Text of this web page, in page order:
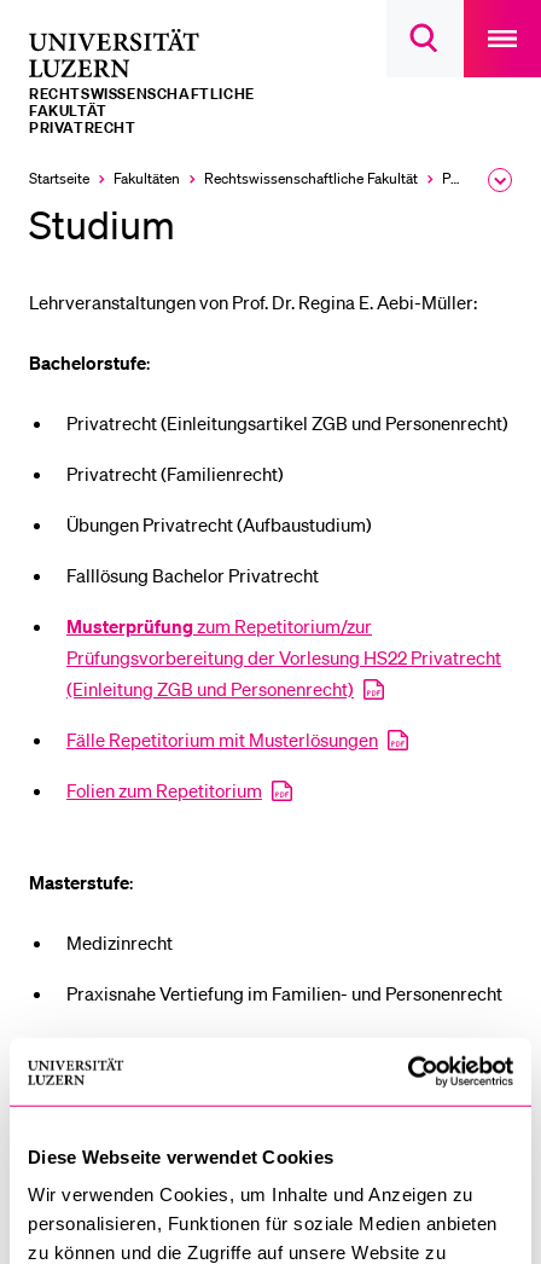
Diese Webseite verwendet Cookies
Wir verwenden Cookies, um Inhalte und Anzeigen zu
personalisieren, Funktionen für soziale Medien anbieten
zu können und die Zugriffe auf unsere Website zu
Suchdialog
main
RECHTS­­WISSENSCHAFTLICHE
FAKULTÄT
PRIVATRECHT
Startseite Fakultäten Rechtswissenschaftliche Fakultät Professuren
Studium
Lehrveranstaltungen von Prof. Dr. Regina E. Aebi-Müller:
Bachelorstufe:
Privatrecht (Einleitungsartikel ZGB und Personenrecht)
Privatrecht (Familienrecht)
Übungen Privatrecht (Aufbaustudium)
Falllösung Bachelor Privatrecht
Musterprüfungzum Repetitorium/zur
Prüfungsvorbereitung der Vorlesung HS22 Privatrecht
(Einleitung ZGB und Personenrecht)
Fälle Repetitorium mit Musterlösungen
Folien zum Repetitorium
Masterstufe:
Medizinrecht
Praxisnahe Vertiefung im Familien- und Personenrecht
►►Link zum Video
Aktuelles Semester
LETZTE SUCHEN
Sie haben noch keine Suche getätigt.
Schulklassen und Lehrpersonen
Mitarbeitende
Alumni
Medien
Vorlesungsverzeichnis
Bibliothek
Sportangebot
Menuplan Mensa